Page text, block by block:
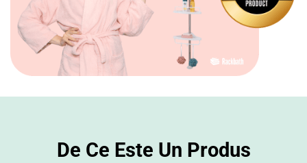
De Ce Este Un Produs